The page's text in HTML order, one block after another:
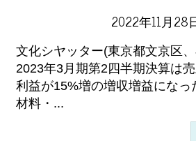
2022年11月28
文化シヤッター(東京都文京区
2023年3月期第2四半期決算は
利益が15%増の増収増益になっ
材料・...